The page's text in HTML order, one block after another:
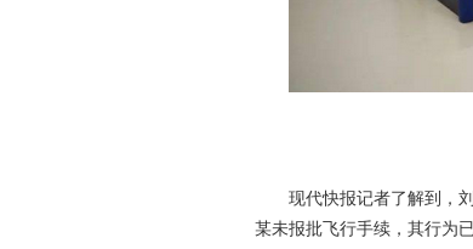
现代快报记者了解到，刘
某未报批飞行手续，其行为